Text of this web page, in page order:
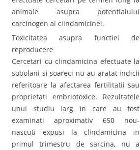
animale asupra potentialului
carcinogen al clindamicinei.
Toxicitatea asupra functiei de
reproducere
Cercetari cu clindamicina efectuate la
sobolani si soareci nu au aratat indicii
referitoare la afectarea fertilitatii sau
proprietati embriotoxice. Rezultatele
unui studiu larg in care au fost
examinati aproximativ 650 nou-
nascuti expusi la clindamicina in
primul trimestru de sarcina, nu a